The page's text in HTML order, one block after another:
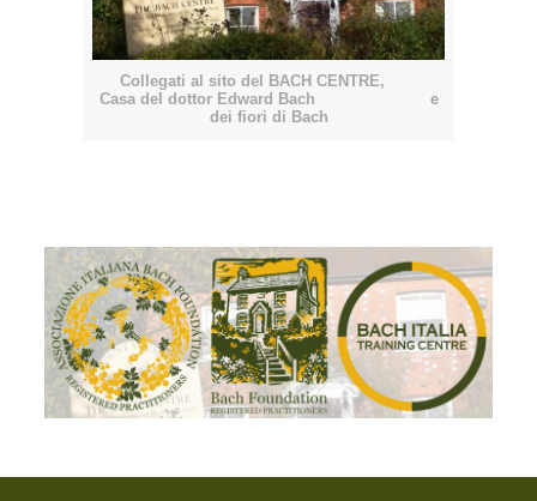
Collegati al sito del BACH CENTRE,
Casa del dottor Edward Bach e
dei fiori di Bach